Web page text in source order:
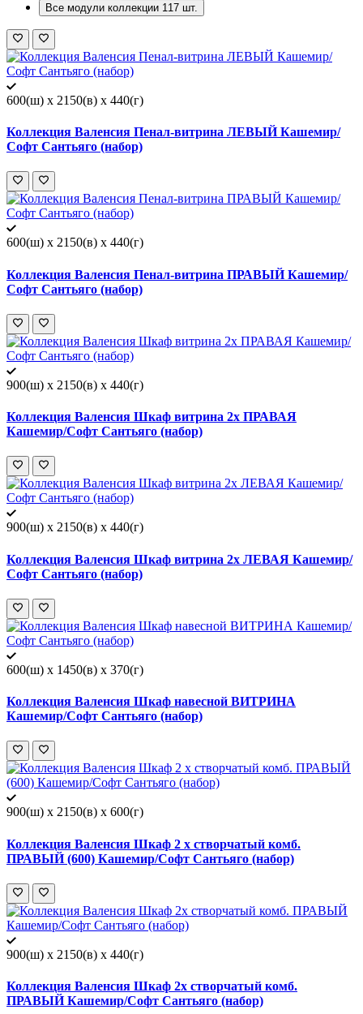
Все модули коллекции 117 шт.
600(ш) x 2150(в) x 440(г)
Коллекция Валенсия Пенал-витрина ЛЕВЫЙ Кашемир/
Софт Сантьяго (набор)
600(ш) x 2150(в) x 440(г)
Коллекция Валенсия Пенал-витрина ПРАВЫЙ Кашемир/
Софт Сантьяго (набор)
900(ш) x 2150(в) x 440(г)
Коллекция Валенсия Шкаф витрина 2х ПРАВАЯ
Кашемир/Софт Сантьяго (набор)
900(ш) x 2150(в) x 440(г)
Коллекция Валенсия Шкаф витрина 2х ЛЕВАЯ Кашемир/
Софт Сантьяго (набор)
600(ш) x 1450(в) x 370(г)
Коллекция Валенсия Шкаф навесной ВИТРИНА
Кашемир/Софт Сантьяго (набор)
900(ш) x 2150(в) x 600(г)
Коллекция Валенсия Шкаф 2 х створчатый комб.
ПРАВЫЙ (600) Кашемир/Софт Сантьяго (набор)
900(ш) x 2150(в) x 440(г)
Коллекция Валенсия Шкаф 2х створчатый комб.
ПРАВЫЙ Кашемир/Софт Сантьяго (набор)